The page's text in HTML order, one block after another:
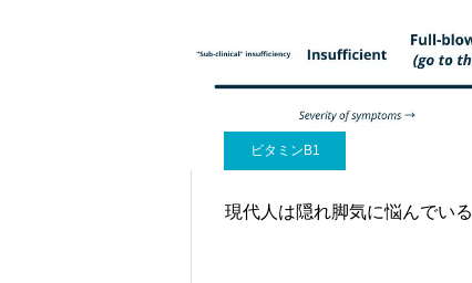
ビタミンB1
現代人は隠れ脚気に悩んでいる